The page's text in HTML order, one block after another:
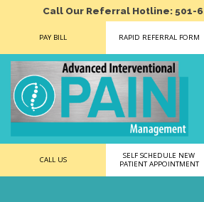
Call Our Referral Hotline: 501-
PAY BILL RAPID REFERRAL FORM
CALL US
SELF SCHEDULE NEW
PATIENT APPOINTMENT